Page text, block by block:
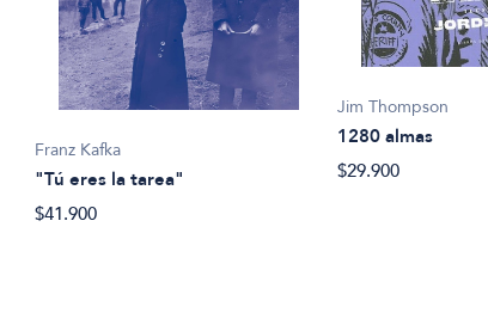
Franz Kafka
"Tú eres la tarea"
$41.900
Jim Thompson
1280 almas
$29.900